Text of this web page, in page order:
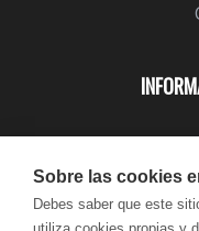
Sobre las cookies
Debes saber que este